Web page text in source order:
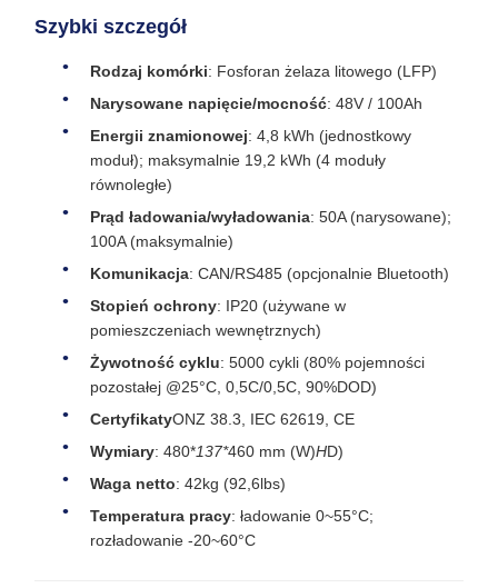
Szybki szczegół
Rodzaj komórki: Fosforan żelaza litowego (LFP)
Narysowane napięcie/mocność: 48V / 100Ah
Energii znamionowej: 4,8 kWh (jednostkowy
moduł); maksymalnie 19,2 kWh (4 moduły
równoległe)
Prąd ładowania/wyładowania: 50A (narysowane);
100A (maksymalnie)
Komunikacja: CAN/RS485 (opcjonalnie Bluetooth)
Stopień ochrony: IP20 (używane w
pomieszczeniach wewnętrznych)
Żywotność cyklu: 5000 cykli (80% pojemności
pozostałej @25°C, 0,5C/0,5C, 90%DOD)
CertyfikatyONZ 38.3, IEC 62619, CE
Wymiary: 480*137*460 mm (W)HD)
Waga netto: 42kg (92,6lbs)
Temperatura pracy: ładowanie 0~55°C;
rozładowanie -20~60°C